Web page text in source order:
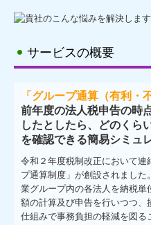
FX4クラウド(社福)
社会福祉法人経営指
お問合せ
サービスの概要
「グループ通算（有利・
前年度の法人税申告の時
したとしたら、どのくら
を確認できる簡易シミュ
令和２年度税制改正において
プ通算制度」が創設されまし
業グループ内の各法人を納税
額の計算及び申告を行いつつ
仕組みで事務負担の軽減を図る